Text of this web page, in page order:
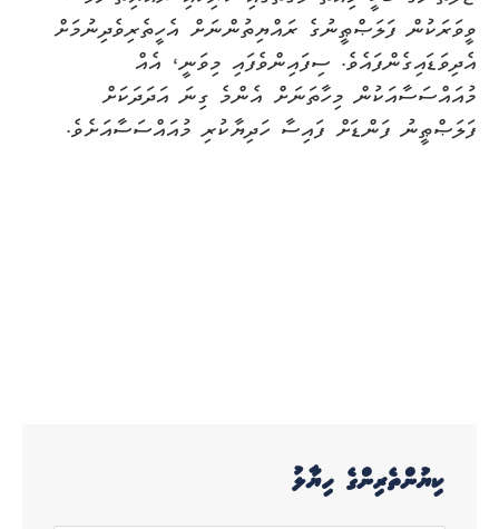
ވީވަރަކުން ފަލަޞްޠީނުގެ ރައްޔިތުންނަށް އެހީތެރިވެދިނުމަށް
އެދިވަޑައިގެންފައެވެ. ސިފައިންވެފައި މިވަނީ، އެއް
މުއައްސަސާއަކުން މިހާތަނަށް އެންމެ ގިނަ އަދަދަކަށް
ފަލަޞްޠީނު ފަންޑަށް ފައިސާ ހަދިޔާކުރި މުއައްސަސާއަށެވެ.
ކިޔުންތެރިންގެ ހިޔާލު